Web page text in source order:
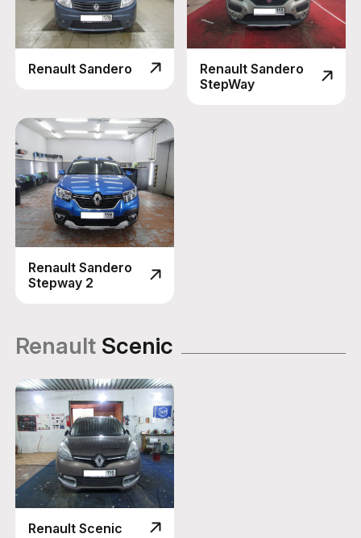
Renault Sandero
Renault Sandero
StepWay
Renault Sandero
Stepway 2
Renault Scenic
Renault Scenic